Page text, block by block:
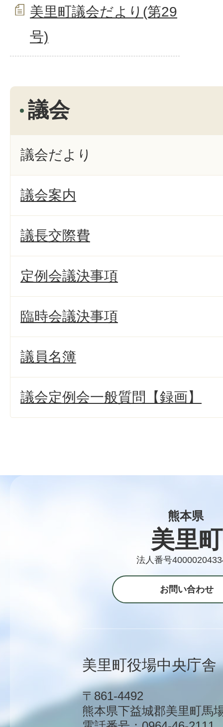
美里町議会だより(第29
号)
議会
議会だより
議会案内
議長交際費
定例会議決事項
臨時会議決事項
議員名簿
議会定例会一般質問【録画】
熊本県
美里町
法人番号
お問い合わせ
美里町役場中央庁舎
〒861-4492
熊本県下益城郡美里町馬